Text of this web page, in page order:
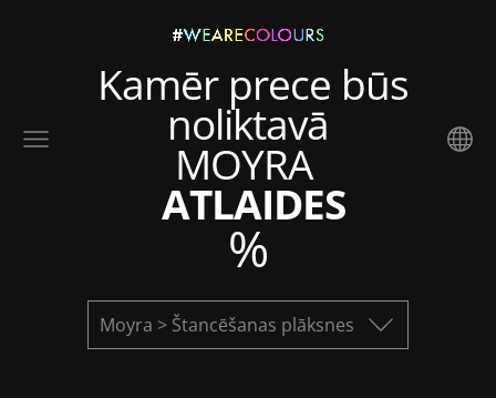
Kamēr prece būs
noliktavā
MOYRA
ATLAIDES
%
Moyra > Štancēšanas plāksnes